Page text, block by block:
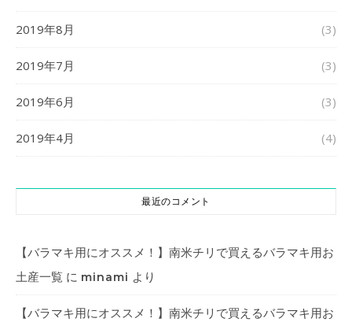
2019年8月 (3)
2019年7月 (3)
2019年6月 (3)
2019年4月 (4)
最近のコメント
【バラマキ用にオススメ！】南米チリで買えるバラマキ用お
土産一覧 に minami より
【バラマキ用にオススメ！】南米チリで買えるバラマキ用お